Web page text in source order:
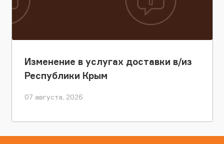
Изменение в услугах доставки в/из
Республики Крым
07 августа, 2026